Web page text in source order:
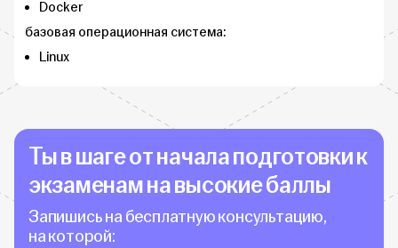
Docker
базовая операционная система:
Linux
Ты в шаге от начала подготовки к
экзаменам на высокие баллы
Запишись на бесплатную консультацию,
на которой: